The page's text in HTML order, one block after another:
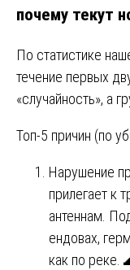
почему текут
По статистике
течение первых
«случайность», а
Топ-5 причин (по
Нарушение
прилегает к
антеннам.
ендовах,
как по реке.